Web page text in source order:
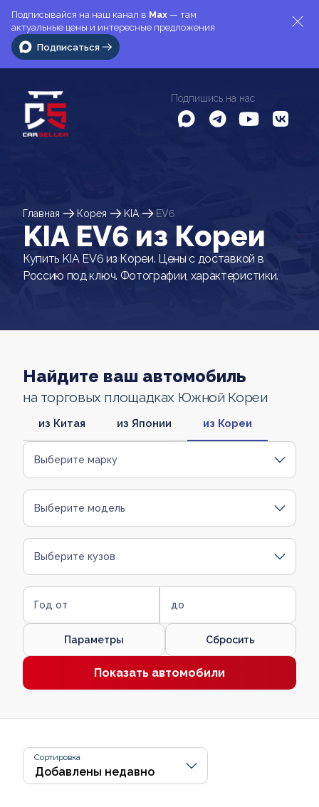
Подписывайся на наш канал в Max — там
актуальные цены и интересные предложения
Подписаться
Подпишись на нас
Главная Корея KIA EV6
KIA EV6 из Кореи
Купить KIA EV6 из Кореи. Цены с доставкой в
Россию под ключ. Фотографии, характеристики.
Найдите ваш автомобиль
на торговых площадках Южной Кореи
из Китая из Японии из Кореи
Выберите марку
Выберите модель
Выберите кузов
Год от до
Параметры Сбросить
Показать автомобили
Сортировка